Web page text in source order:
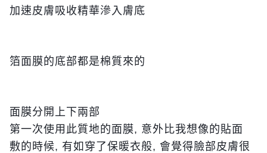
加速皮膚吸收精華滲入膚底
箔面膜的底部都是棉質來的
面膜分開上下兩部
第一次使用此質地的面膜, 意外比我想像的貼面
敷的時候, 有如穿了保暖衣般, 會覺得臉部皮膚很